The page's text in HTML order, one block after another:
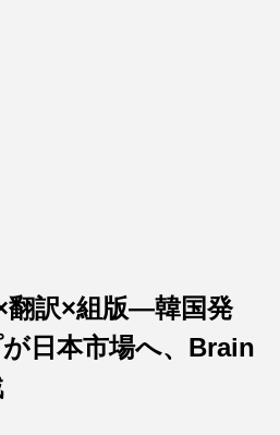
翻訳×組版―韓国発
日本市場へ、Brain